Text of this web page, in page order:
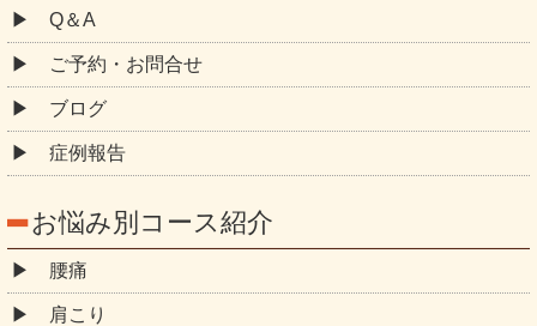
Q＆A
ご予約・お問合せ
ブログ
症例報告
お悩み別コース紹介
腰痛
肩こり